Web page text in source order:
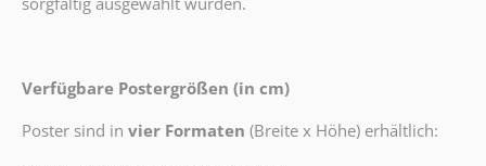
Verfügbare Postergrößen (in cm)
Poster sind in vier Formaten (Breite x Höhe) erhältlich: